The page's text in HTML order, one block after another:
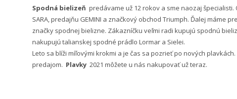
Spodná bielizeň predávame už 12 rokov a sme naozaj
SARA, predajňu GEMINI a značkový obchod Triumph. Ďalej máme
značky spodnej bielizne. Zákazníčku veľmi radi kupujú spodnú
nakupujú talianskej spodné prádlo Lormar a Sielei.
Leto sa blíži míľovými krokmi a je čas sa pozrieť po nových plavkách.
predajom. Plavky 2021 môžete u nás nakupovať už teraz.